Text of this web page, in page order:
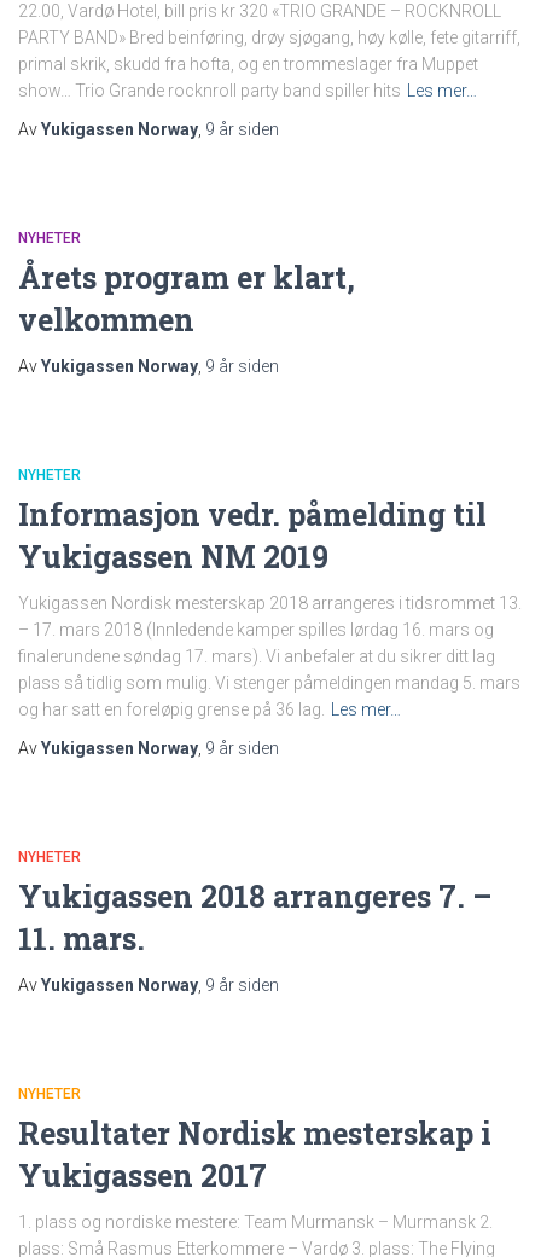
22.00, Vardø Hotel, bill pris kr 320 «TRIO GRANDE – ROCKNROLL
PARTY BAND» Bred beinføring, drøy sjøgang, høy kølle, fete gitarriff,
primal skrik, skudd fra hofta, og en trommeslager fra Muppet
show… Trio Grande rocknroll party band spiller hits
Les mer…
AvYukigassen Norway 9 år siden
NYHETER
Årets program er klart,
velkommen
AvYukigassen Norway 9 år siden
NYHETER
Informasjon vedr. påmelding til
Yukigassen NM 2019
Yukigassen Nordisk mesterskap 2018 arrangeres i tidsrommet 13.
– 17. mars 2018 (Innledende kamper spilles lørdag 16. mars og
finalerundene søndag 17. mars). Vi anbefaler at du sikrer ditt lag
plass så tidlig som mulig. Vi stenger påmeldingen mandag 5. mars
og har satt en foreløpig grense på 36 lag.
Les mer…
AvYukigassen Norway 9 år siden
NYHETER
Yukigassen 2018 arrangeres 7. –
11. mars.
AvYukigassen Norway 9 år siden
NYHETER
Resultater Nordisk mesterskap i
Yukigassen 2017
1. plass og nordiske mestere: Team Murmansk – Murmansk 2.
plass: Små Rasmus Etterkommere – Vardø 3. plass: The Flying